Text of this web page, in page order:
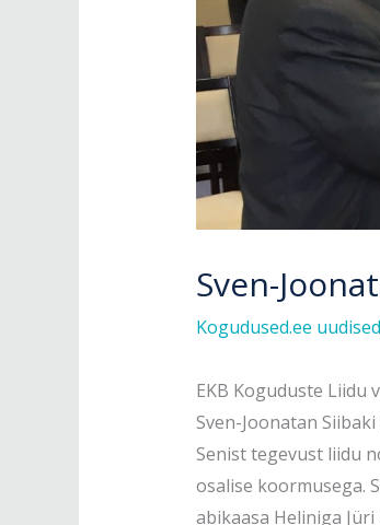
Sven-
Kogudused.ee uudised
EKB Koguduste Liidu
Sven-Joonatan Siibaki
Senist tegevust liidu
osalise koormusega.
abikaasa Heliniga